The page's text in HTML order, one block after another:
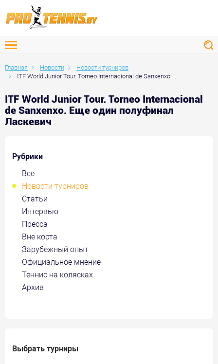
Главная Новости
Новости турниров
ITF World Junior Tour. Torneo Internacional de Sanxenxo. ...
ITF World Junior Tour. Torneo Internacional
de Sanxenxo. Еще один полуфинал
Ласкевич
Рубрики
Все
Новости турниров
Статьи
Интервью
Пресса
Вне корта
Зарубежный опыт
Официальное мнение
Теннис на колясках
Архив
Выбрать турниры